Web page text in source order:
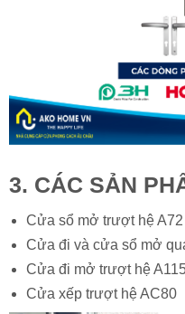
3. CÁC SẢN
Cửa sổ mở trượt hệ A72
Cửa đi và cửa sổ mở
Cửa đi mở trượt hệ
Cửa xếp trượt hệ AC80